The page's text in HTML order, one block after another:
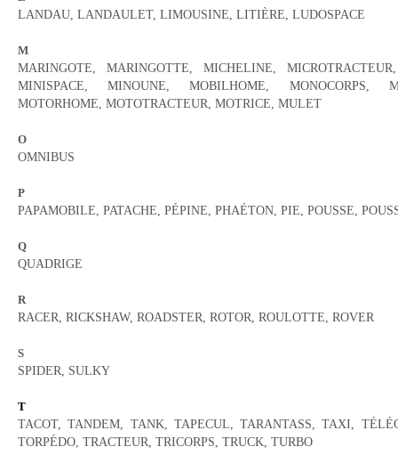
LANDAU, LANDAULET, LIMOUSINE, LITIÈRE, LUDOSPACE
M
MARINGOTE, MARINGOTTE, MICHELINE,
MINISPACE, MINOUNE, MOBILHOME, MONOCORPS,
MOTORHOME, MOTOTRACTEUR, MOTRICE, MULET
O
OMNIBUS
P
PAPAMOBILE, PATACHE, PÉPINE, PHAÉTON, PIE, POUSSE,
Q
QUADRIGE
R
RACER, RICKSHAW, ROADSTER, ROTOR, ROULOTTE, ROVER
S
SPIDER, SULKY
T
TACOT, TANDEM, TANK, TAPECUL, TARANTASS, TAXI,
TORPÉDO, TRACTEUR, TRICORPS, TRUCK, TURBO